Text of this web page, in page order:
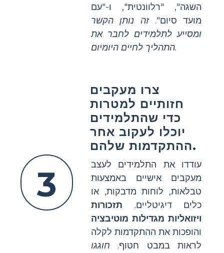
השגה", "רלוונטית", ו-"עם
מועד סיום".זה נותן הקשר
ומסייע לתלמידים לחבר את
התהליך לחיים היומיום.
3
צרו מעקבים
חזותיים למטרות
כדי שהתלמידים
יוכלו לעקוב אחר
ההתקדמות שלהם.
עודדו את התלמידים לעצב
מעקבים אישיים באמצעות
טבלאות, לוחות מדבקות, או
כלים דיגיטליים. תזכורות
ויזואליות מגדילות מוטיבציה
והופכות את ההתקדמות לקלה
לראות במבט חטוף. חוגגו